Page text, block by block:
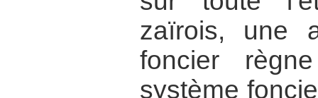
zaïrois, une
foncier
système